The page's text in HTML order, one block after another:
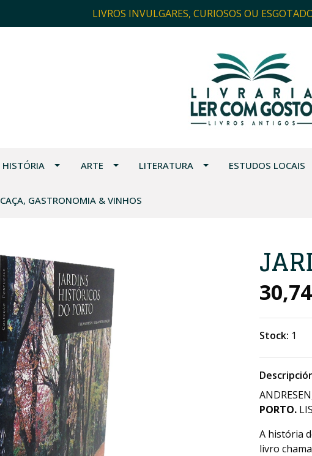
LIVROS INVULGARES, CURIOSOS OU
HISTÓRIA ARTE LITERATURA ESTUDOS LOCAIS
CAÇA, GASTRONOMIA & VINHOS
Stock: 1
PORTO.
A história
livro